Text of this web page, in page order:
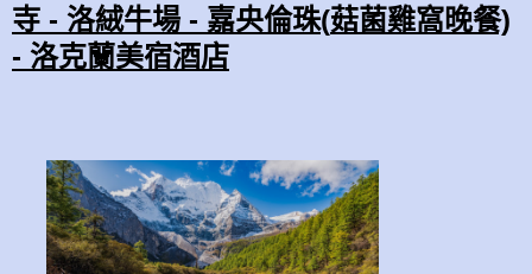
寺 - 洛絨牛場 - 嘉央倫珠(菇菌雞窩晚餐)
- 洛克蘭美宿酒店